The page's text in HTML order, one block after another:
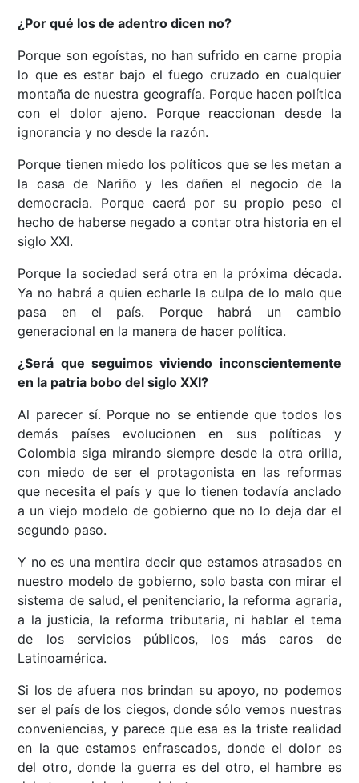
¿Por qué los de adentro dicen no?
Porque son egoístas, no han sufrido en carne propia
lo que es estar bajo el fuego cruzado en cualquier
montaña de nuestra geografía. Porque hacen política
con el dolor ajeno. Porque reaccionan desde la
ignorancia y no desde la razón.
Porque tienen miedo los políticos que se les metan a
la casa de Nariño y les dañen el negocio de la
democracia. Porque caerá por su propio peso el
hecho de haberse negado a contar otra historia en el
siglo XXI.
Porque la sociedad será otra en la próxima década.
Ya no habrá a quien echarle la culpa de lo malo que
pasa en el país. Porque habrá un cambio
generacional en la manera de hacer política.
¿Será que seguimos viviendo inconscientemente
en la patria bobo del siglo XXI?
Al parecer sí. Porque no se entiende que todos los
demás países evolucionen en sus políticas y
Colombia siga mirando siempre desde la otra orilla,
con miedo de ser el protagonista en las reformas
que necesita el país y que lo tienen todavía anclado
a un viejo modelo de gobierno que no lo deja dar el
segundo paso.
Y no es una mentira decir que estamos atrasados en
nuestro modelo de gobierno, solo basta con mirar el
sistema de salud, el penitenciario, la reforma agraria,
a la justicia, la reforma tributaria, ni hablar el tema
de los servicios públicos, los más caros de
Latinoamérica.
Si los de afuera nos brindan su apoyo, no podemos
ser el país de los ciegos, donde sólo vemos nuestras
conveniencias, y parece que esa es la triste realidad
en la que estamos enfrascados, donde el dolor es
del otro, donde la guerra es del otro, el hambre es